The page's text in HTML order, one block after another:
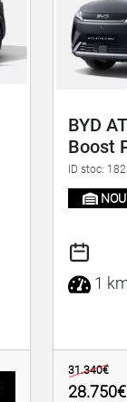
BYD
Boost
ID stoc:
NOU
1
31.340€
28.750€